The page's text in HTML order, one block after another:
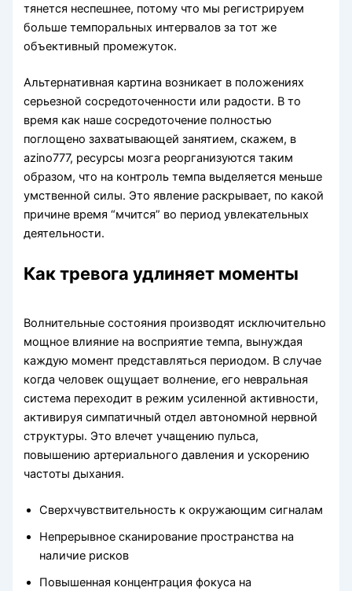
тянется неспешнее, потому что мы регистрируем
больше темпоральных интервалов за тот же
объективный промежуток.
Альтернативная картина возникает в положениях
серьезной сосредоточенности или радости. В то
время как наше сосредоточение полностью
поглощено захватывающей занятием, скажем, в
azino777, ресурсы мозга реорганизуются таким
образом, что на контроль темпа выделяется меньше
умственной силы. Это явление раскрывает, по какой
причине время “мчится” во период увлекательных
деятельности.
Как тревога удлиняет моменты
Волнительные состояния производят исключительно
мощное влияние на восприятие темпа, вынуждая
каждую момент представляться периодом. В случае
когда человек ощущает волнение, его невральная
система переходит в режим усиленной активности,
активируя симпатичный отдел автономной нервной
структуры. Это влечет учащению пульса,
повышению артериального давления и ускорению
частоты дыхания.
Сверхчувствительность к окружающим сигналам
Непрерывное сканирование пространства на
наличие рисков
Повышенная концентрация фокуса на